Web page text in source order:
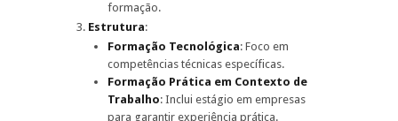
formação.
Estrutura:
Formação Tecnológica: Foco em
competências técnicas específicas.
Formação Prática em Contexto de
Trabalho: Inclui estágio em empresas
para garantir experiência prática.